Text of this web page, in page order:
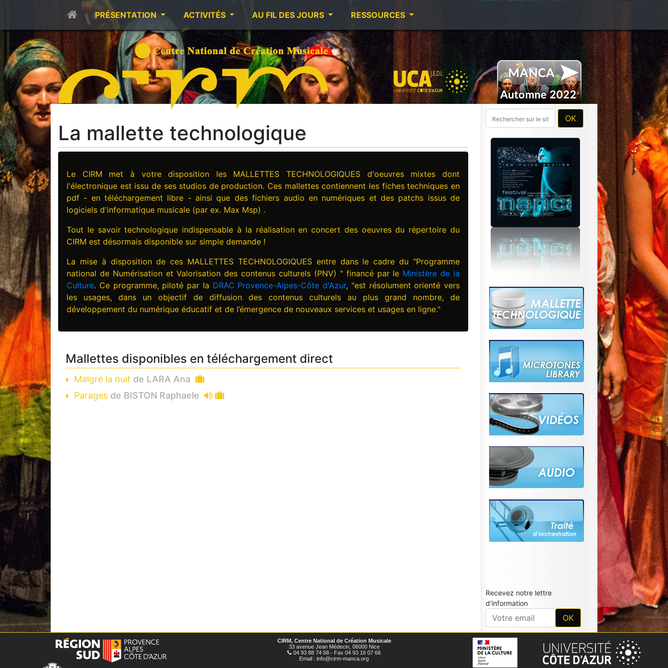
PRÉSENTATION ACTIVITÉS AU FIL DES JOURS RESSOURCES
La mallette technologique
Le CIRM met à votre disposition les MALLETTES TECHNOLOGIQUES d'oeuvres mixtes dont
l'électronique est issu de ses studios de production. Ces mallettes contiennent les fiches techniques en
pdf - en téléchargement libre - ainsi que des fichiers audio en numériques et des patchs issus de
logiciels d'informatique musicale (par ex. Max Msp) .
Tout le savoir technologique indispensable à la réalisation en concert des oeuvres du répertoire du
CIRM est désormais disponible sur simple demande !
La mise à disposition de ces MALLETTES TECHNOLOGIQUES entre dans le cadre du "Programme
national de Numérisation et Valorisation des contenus culturels (PNV) " financé par le Ministère de la
Culture. Ce programme, piloté par la DRAC Provence-Alpes-Côte d'Azur, "est résolument orienté vers
les usages, dans un objectif de diffusion des contenus culturels au plus grand nombre, de
développement du numérique éducatif et de l’émergence de nouveaux services et usages en ligne."
Mallettes disponibles en téléchargement direct
Malgré la nuit de LARA Ana
Parages de BISTON Raphaele
Recevez notre lettre
d'information
CIRM, Centre National de Création Musicale
33 avenue Jean Médecin, 06000 Nice
04 93 88 74 68 - Fax 04 93 16 07 66
Email : info@cirm-manca.org